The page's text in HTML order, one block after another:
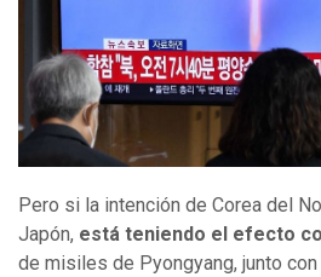
Pero si la intención de Corea del
Japón, está teniendo el efecto
de misiles de Pyongyang, junto